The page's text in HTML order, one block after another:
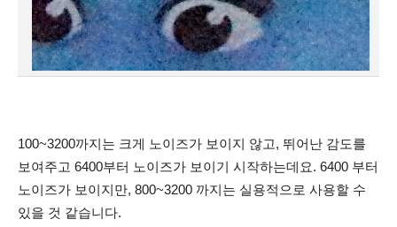
100~3200까지는 크게 노이즈가 보이지 않고, 뛰어난 감도를
보여주고 6400부터 노이즈가 보이기 시작하는데요. 6400 부터
노이즈가 보이지만, 800~3200 까지는 실용적으로 사용할 수
있을 것 같습니다.